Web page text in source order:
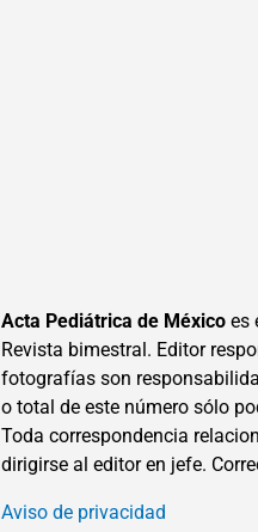
Acta Pediátrica de México es
Revista bimestral. Editor
fotografías son
o total de este número sólo
Toda correspondencia
dirigirse al editor en jefe.
Aviso de privacidad